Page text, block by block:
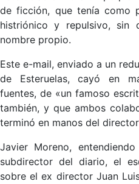
de ficción, que tenía como
histriónico y repulsivo, sin
nombre propio.
Este e-mail, enviado a un
de Esteruelas, cayó en
fuentes, de «un famoso
también, y que ambos
terminó en manos del director
Javier Moreno,
subdirector del diario, el
sobre el ex director Juan